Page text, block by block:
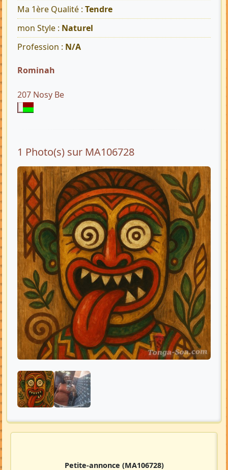
Ma 1ère Qualité : Tendre
mon Style : Naturel
Profession : N/A
Rominah
207 Nosy Be
1 Photo(s) sur MA106728
Petite-annonce (MA106728)